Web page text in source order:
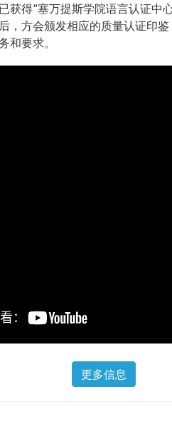
获得“塞万提斯学院语言认证
，方会颁发相应的质量认证印
和要求。
更多信息